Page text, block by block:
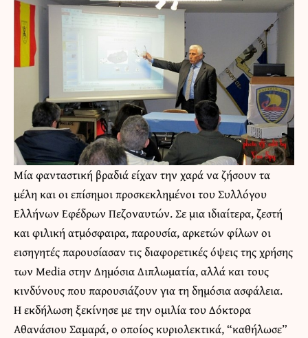
Μία φανταστική βραδιά είχαν την χαρά να ζήσουν τα
μέλη και οι επίσημοι προσκεκλημένοι του Συλλόγου
Ελλήνων Εφέδρων Πεζοναυτών. Σε μια ιδιαίτερα, ζεστή
και φιλική ατμόσφαιρα, παρουσία, αρκετών φίλων οι
εισηγητές παρουσίασαν τις διαφορετικές όψεις της χρήσης
των Media στην Δημόσια Διπλωματία, αλλά και τους
κινδύνους που παρουσιάζουν για τη δημόσια ασφάλεια.
Η εκδήλωση ξεκίνησε με την ομιλία του Δόκτορα
Αθανάσιου Σαμαρά, ο οποίος κυριολεκτικά, “καθήλωσε”